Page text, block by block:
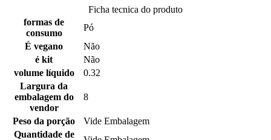
Ficha tecnica do produto
formas de
consumo
Pó
É vegano
Não
é kit
Não
volume líquido
0.32
Largura da
embalagem do
vendor
8
Peso da porção
Vide Embalagem
Quantidade de